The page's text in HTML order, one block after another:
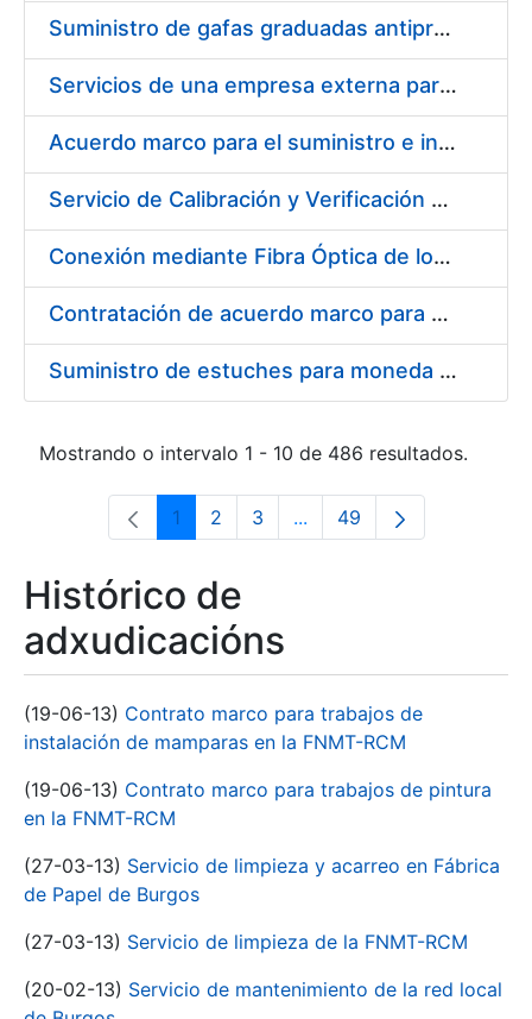
Suministro de gafas graduadas antiproyecciones para los trabajadores de la FNMT-RCM en los centros de trabajo de Madrid y Burgos
Servicios de una empresa externa para el asesoramiento y resolución de los recursos de alzada que se presentan relacionados con procesos de selección para la FNMT-RCM
Acuerdo marco para el suministro e instalación de persianas, estores y otros complementos
Servicio de Calibración y Verificación Externa de los Equipos de Medición del Servicio de Prevención de la FNMT-RCM
Conexión mediante Fibra Óptica de los Centros de Proceso de Datos (CPDs) de las sedes de la FNMT-RCM de Burgos y Madrid
Contratación de acuerdo marco para el Suministro de Material de Electricidad para la Fábrica Nacional de Moneda y Timbre-Real Casa de la Moneda en su centro de trabajo de Burgos
Suministro de estuches para moneda de 30 €
Mostrando o intervalo 1 - 10 de 486 resultados.
Páxina
1 Páxina
2 Páxina
3 ...Páxinas intermedias Use
Páxina
49
Histórico de
adxudicacións
(19-06-13) Contrato marco para trabajos de
instalación de mamparas en la FNMT-RCM
(19-06-13) Contrato marco para trabajos de pintura
en la FNMT-RCM
(27-03-13) Servicio de limpieza y acarreo en Fábrica
de Papel de Burgos
(27-03-13) Servicio de limpieza de la FNMT-RCM
(20-02-13) Servicio de mantenimiento de la red local